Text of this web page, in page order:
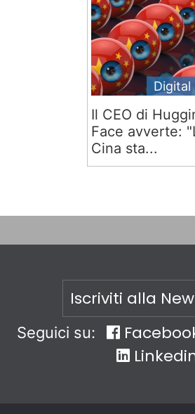
Digital
Il CEO di
Face avverte:
Cina sta...
Iscriviti alla
Seguici su: